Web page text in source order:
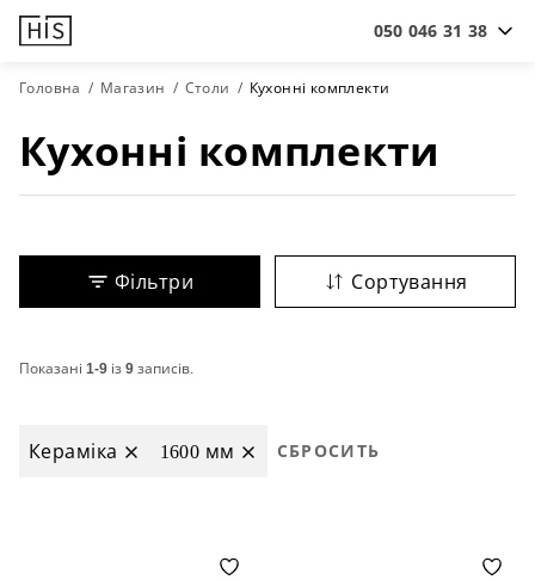
050 046 31 38
Головна Магазин Столи Кухонні комплекти
Кухонні комплекти
Фільтри Сортування
Показані 1-9 із9записів.
Кераміка 1600 мм СБРОСИТЬ